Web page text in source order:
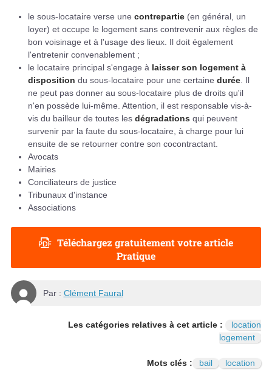
le sous-locataire verse une contrepartie (en général, un
loyer) et occupe le logement sans contrevenir aux règles de
bon voisinage et à l'usage des lieux. Il doit également
l'entretenir convenablement ;
le locataire principal s'engage à laisser son logement à
disposition du sous-locataire pour une certaine durée . Il
ne peut pas donner au sous-locataire plus de droits qu'il
n'en possède lui-même. Attention, il est responsable vis-à-
vis du bailleur de toutes les dégradations qui peuvent
survenir par la faute du sous-locataire, à charge pour lui
ensuite de se retourner contre son cocontractant.
Avocats
Mairies
Conciliateurs de justice
Tribunaux d'instance
Associations
Téléchargez gratuitement votre article
Pratique
Par : Clément Faural
Les catégories relatives à cet article :
location
logement
Mots clés : bail location